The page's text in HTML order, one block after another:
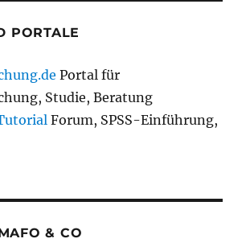
PORTALE
Portal für
Studie, Beratung
Forum, SPSS-Einführung,
& CO